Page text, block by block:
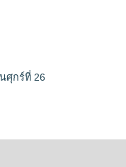
ศุกร์ที่ 26